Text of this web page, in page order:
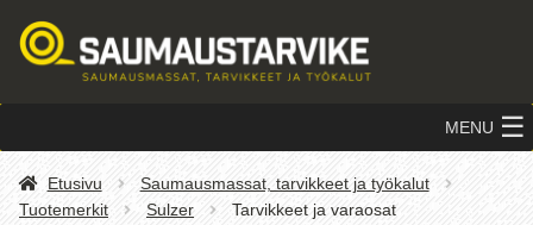
MENU
Etusivu
Saumausmassat, tarvikkeet ja työkalut
Tuotemerkit
Sulzer Tarvikkeet ja varaosat